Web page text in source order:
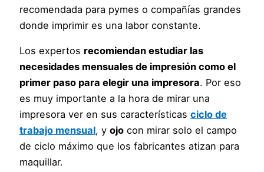
recomendada para pymes o compañías grandes
donde imprimir es una labor constante.
Los expertos recomiendan estudiar las
necesidades mensuales de impresión como el
primer paso para elegir una impresora. Por eso
es muy importante a la hora de mirar una
impresora ver en sus característicasciclo de
trabajo mensual, yojo con mirar solo el campo
de ciclo máximo que los fabricantes atizan para
maquillar.